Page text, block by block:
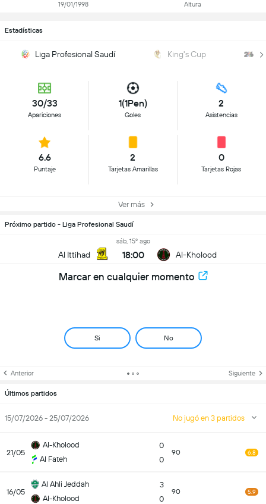
19/01/1998 Altura
Estadísticas
Liga Profesional Saudí King's Cup
30/33
Apariciones
1(1Pen)
Goles
2
Asistencias
6.6
Puntaje
2
Tarjetas Amarillas
0
Tarjetas Rojas
Ver más
Próximo partido - Liga Profesional Saudí
Al Ittihad
sáb, 15º ago
18:00 Al-Kholood
Marcar en cualquier momento
Si No
Anterior Siguiente
Últimos partidos
15/07/2026 - 25/07/2026 No jugó en 3 partidos
21/05
Al-Kholood
Al Fateh
0
0
90 6.8
16/05
Al Ahli Jeddah
Al-Kholood
3
0
90 5.9